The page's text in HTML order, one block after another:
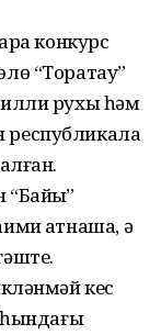
конкурс
“Торатау”
рухы һәм
ҡатнаша, ә
кес